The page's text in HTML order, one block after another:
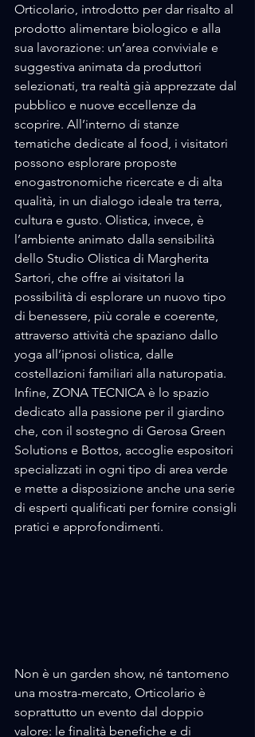
Orticolario, introdotto per dar risalto al
prodotto alimentare biologico e alla
sua lavorazione: un’area conviviale e
suggestiva animata da produttori
selezionati, tra realtà già apprezzate dal
pubblico e nuove eccellenze da
scoprire. All’interno di stanze
tematiche dedicate al food, i visitatori
possono esplorare proposte
enogastronomiche ricercate e di alta
qualità, in un dialogo ideale tra terra,
cultura e gusto. Olistica, invece, è
l’ambiente animato dalla sensibilità
dello Studio Olistica di Margherita
Sartori, che offre ai visitatori la
possibilità di esplorare un nuovo tipo
di benessere, più corale e coerente,
attraverso attività che spaziano dallo
yoga all’ipnosi olistica, dalle
costellazioni familiari alla naturopatia.
Infine, ZONA TECNICA è lo spazio
dedicato alla passione per il giardino
che, con il sostegno di Gerosa Green
Solutions e Bottos, accoglie espositori
specializzati in ogni tipo di area verde
e mette a disposizione anche una serie
di esperti qualificati per fornire consigli
pratici e approfondimenti.
Non è un garden show, né tantomeno
una mostra-mercato, Orticolario è
soprattutto un evento dal doppio
valore: le finalità benefiche e di